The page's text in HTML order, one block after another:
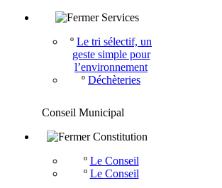
Services
º Le tri sélectif, un
geste simple pour
l’environnement
º Déchèteries
Conseil Municipal
Constitution
º Le Conseil
º Le Conseil